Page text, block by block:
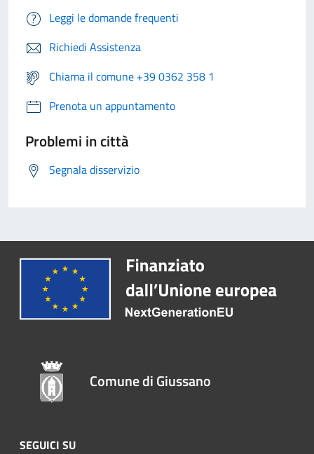
Leggi le domande frequenti
Richiedi Assistenza
Chiama il comune +39 0362 358 1
Prenota un appuntamento
Problemi in città
Segnala disservizio
Comune di Giussano
SEGUICI SU